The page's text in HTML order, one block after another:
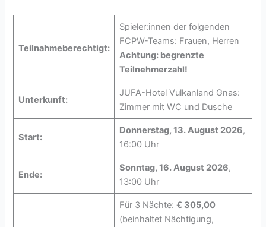
Teilnahmeberechtigt:
Spieler:innen der folgenden
FCPW-Teams: Frauen, Herren
Achtung: begrenzte
Teilnehmerzahl!
Unterkunft:
JUFA-Hotel Vulkanland Gnas:
Zimmer mit WC und Dusche
Start:
Donnerstag, 13. August 2026,
16:00 Uhr
Ende:
Sonntag, 16. August 2026,
13:00 Uhr
Für 3 Nächte: € 305,00
(beinhaltet Nächtigung,